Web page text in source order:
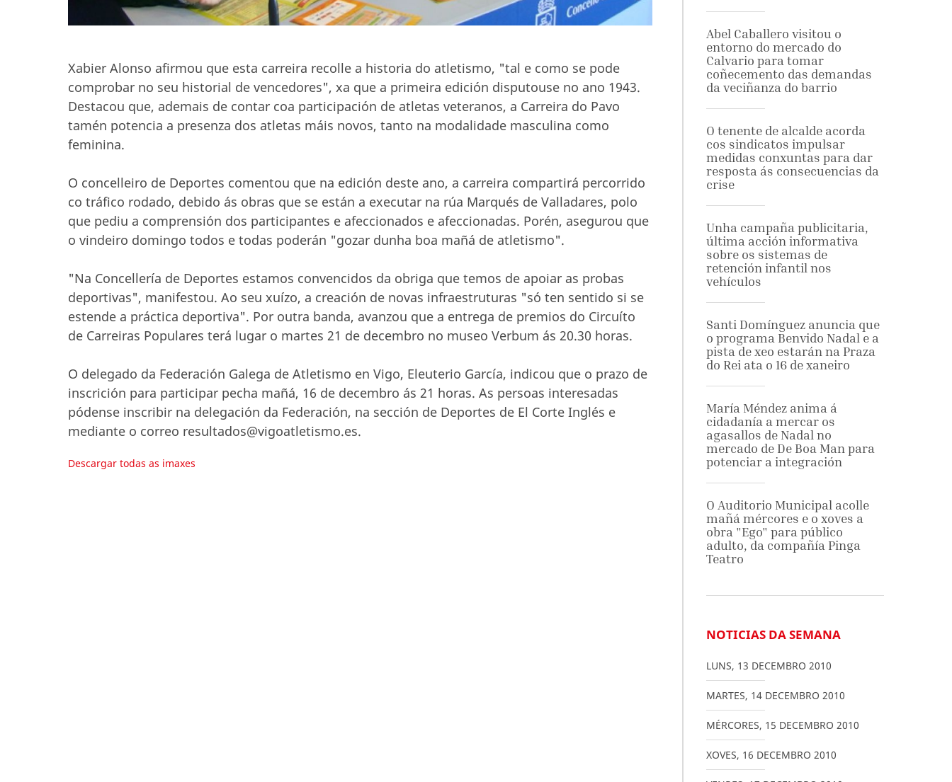
Xabier Alonso afirmou que esta carreira recolle a historia do atletismo, "tal e como se pode
comprobar no seu historial de vencedores", xa que a primeira edición disputouse no ano 1943.
Destacou que, ademais de contar coa participación de atletas veteranos, a Carreira do Pavo
tamén potencia a presenza dos atletas máis novos, tanto na modalidade masculina como
feminina.
O concelleiro de Deportes comentou que na edición deste ano, a carreira compartirá percorrido
co tráfico rodado, debido ás obras que se están a executar na rúa Marqués de Valladares, polo
que pediu a comprensión dos participantes e afeccionados e afeccionadas. Porén, asegurou que
o vindeiro domingo todos e todas poderán "gozar dunha boa mañá de atletismo".
"Na Concellería de Deportes estamos convencidos da obriga que temos de apoiar as probas
deportivas", manifestou. Ao seu xuízo, a creación de novas infraestruturas "só ten sentido si se
estende a práctica deportiva". Por outra banda, avanzou que a entrega de premios do Circuíto
de Carreiras Populares terá lugar o martes 21 de decembro no museo Verbum ás 20.30 horas.
O delegado da Federación Galega de Atletismo en Vigo, Eleuterio García, indicou que o prazo de
inscrición para participar pecha mañá, 16 de decembro ás 21 horas. As persoas interesadas
pódense inscribir na delegación da Federación, na sección de Deportes de El Corte Inglés e
mediante o correo resultados@vigoatletismo.es.
Descargar todas as imaxes
Abel Caballero visitou o
entorno do mercado do
Calvario para tomar
coñecemento das demandas
da veciñanza do barrio
O tenente de alcalde acorda
cos sindicatos impulsar
medidas conxuntas para dar
resposta ás consecuencias da
crise
Unha campaña publicitaria,
última acción informativa
sobre os sistemas de
retención infantil nos
vehículos
Santi Domínguez anuncia que
o programa Benvido Nadal e a
pista de xeo estarán na Praza
do Rei ata o 16 de xaneiro
María Méndez anima á
cidadanía a mercar os
agasallos de Nadal no
mercado de De Boa Man para
potenciar a integración
O Auditorio Municipal acolle
mañá mércores e o xoves a
obra "Ego" para público
adulto, da compañía Pinga
Teatro
NOTICIAS DA SEMANA
LUNS, 13 DECEMBRO 2010
MARTES, 14 DECEMBRO 2010
MÉRCORES, 15 DECEMBRO 2010
XOVES, 16 DECEMBRO 2010